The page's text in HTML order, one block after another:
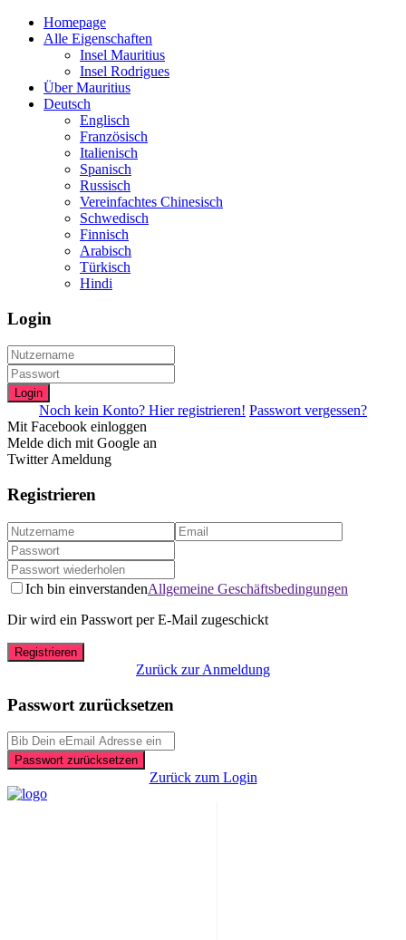
Homepage
Alle Eigenschaften
Insel Mauritius
Insel Rodrigues
Über Mauritius
Deutsch
Englisch
Französisch
Italienisch
Spanisch
Russisch
Vereinfachtes Chinesisch
Schwedisch
Finnisch
Arabisch
Türkisch
Hindi
Login
Login
Noch kein Konto? Hier registrieren! Passwort vergessen?
Mit Facebook einloggen
Melde dich mit Google an
Twitter Ameldung
Registrieren
Ich bin einverstandenAllgemeine Geschäftsbedingungen
Dir wird ein Passwort per E-Mail zugeschickt
Registrieren
Zurück zur Anmeldung
Passwort zurücksetzen
Passwort zurücksetzen
Zurück zum Login